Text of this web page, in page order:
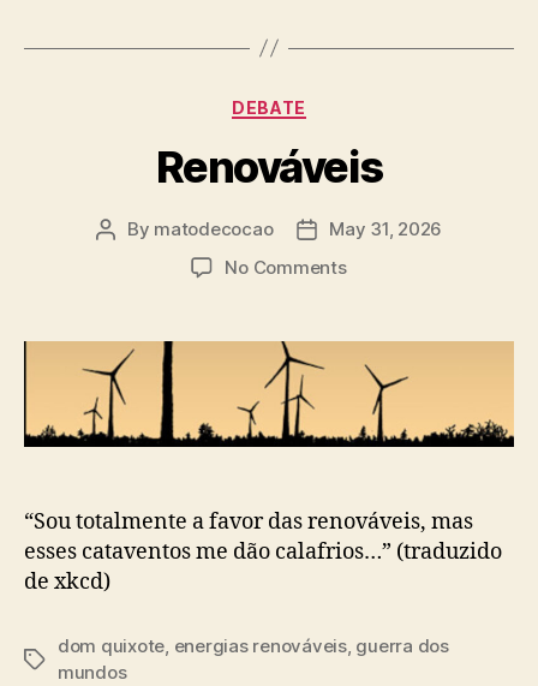
Categories
DEBATE
Renováveis
Post
By matodecocao
Post
date
May 31, 2026
No Commentson
“Sou totalmente a favor das renováveis, mas
esses cataventos me dão calafrios…” (traduzido
de xkcd)
Tags
dom quixote, energias renováveis, guerra dos
mundos